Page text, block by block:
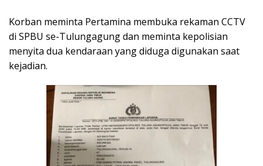
Korban meminta Pertamina membuka rekaman CCTV
di SPBU se-Tulungagung dan meminta kepolisian
menyita dua kendaraan yang diduga digunakan saat
kejadian.